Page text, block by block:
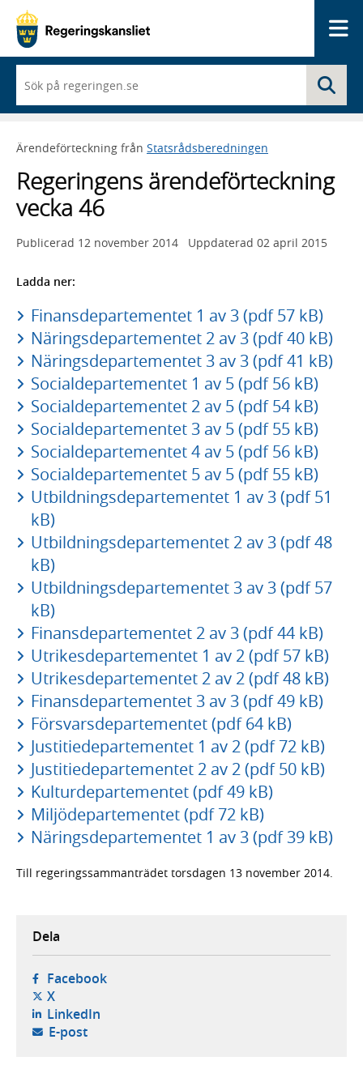
du
börjar
skriva
framträder
lista
med
sökförslag
Ärendeförteckning från Statsrådsberedningen
Regeringens ärendeförteckning
vecka 46
Publicerad 12 november 2014 Uppdaterad 02 april 2015
Ladda ner:
Finansdepartementet 1 av 3 (pdf 57 kB)
Näringsdepartementet 2 av 3 (pdf 40 kB)
Näringsdepartementet 3 av 3 (pdf 41 kB)
Socialdepartementet 1 av 5 (pdf 56 kB)
Socialdepartementet 2 av 5 (pdf 54 kB)
Socialdepartementet 3 av 5 (pdf 55 kB)
Socialdepartementet 4 av 5 (pdf 56 kB)
Socialdepartementet 5 av 5 (pdf 55 kB)
Utbildningsdepartementet 1 av 3 (pdf 51
kB)
Utbildningsdepartementet 2 av 3 (pdf 48
kB)
Utbildningsdepartementet 3 av 3 (pdf 57
kB)
Finansdepartementet 2 av 3 (pdf 44 kB)
Utrikesdepartementet 1 av 2 (pdf 57 kB)
Utrikesdepartementet 2 av 2 (pdf 48 kB)
Finansdepartementet 3 av 3 (pdf 49 kB)
Försvarsdepartementet (pdf 64 kB)
Justitiedepartementet 1 av 2 (pdf 72 kB)
Justitiedepartementet 2 av 2 (pdf 50 kB)
Kulturdepartementet (pdf 49 kB)
Miljödepartementet (pdf 72 kB)
Näringsdepartementet 1 av 3 (pdf 39 kB)
Till regeringssammanträdet torsdagen 13 november 2014.
Dela
Facebook- öppnas i ny flik, extern webbplats,
X- öppnas i ny flik, extern webbplats,
LinkedIn- öppnas i ny flik, extern webbplats,
E-post- öppnar din e-postklient,